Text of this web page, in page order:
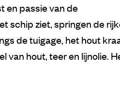
en passie van de
schip ziet, springen de
de tuigage, het hout
van hout, teer en lijnolie.